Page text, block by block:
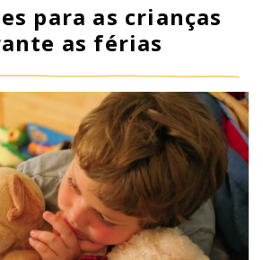
para as crianças
as férias